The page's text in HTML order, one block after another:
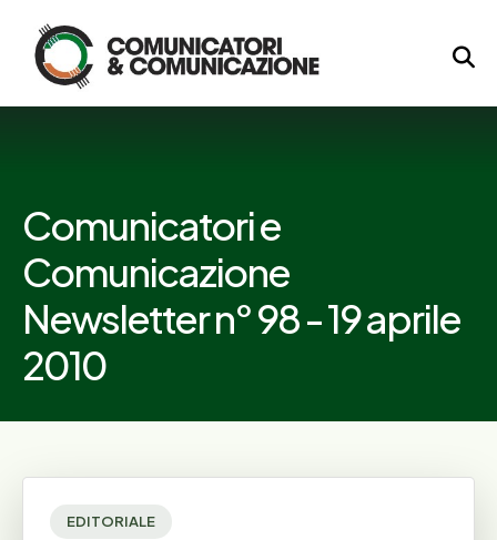
Logo
Comunicatori e
Comunicazione
Newsletter n° 98 - 19 aprile
2010
EDITORIALE